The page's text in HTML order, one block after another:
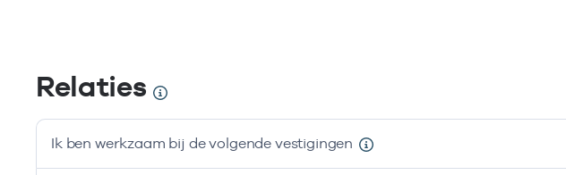
Relaties
Ik ben werkzaam bij de volgende vestigingen